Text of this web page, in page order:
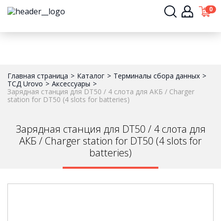
0
Главная страница Каталог
Терминалы сбора данных
ТСД Urovo
Аксессуары
Зарядная станция для DT50 / 4 слота для АКБ / Сharger
station for DT50 (4 slots for batteries)
Зарядная станция для DT50 / 4 слота для
АКБ / Сharger station for DT50 (4 slots for
batteries)